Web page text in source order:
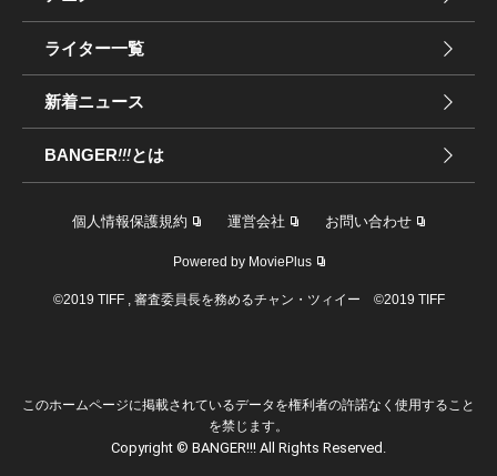
ライター一覧
新着ニュース
BANGER!!!とは
個人情報保護規約 運営会社 お問い合わせ
Powered by MoviePlus
©2019 TIFF , 審査委員長を務めるチャン・ツィイー ©2019 TIFF
このホームページに掲載されているデータを権利者の許諾なく使用すること
を禁じます。
Copyright © BANGER!!! All Rights Reserved.